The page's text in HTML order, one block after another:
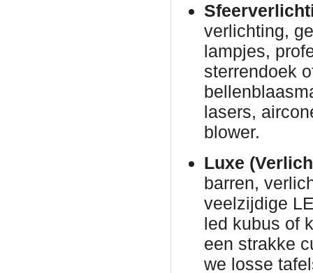
verlichting,
lampjes,
sterrendoek
lasers,
blower.
Luxe
barren,
veelzijdige
led kubus of
een strakke
we losse